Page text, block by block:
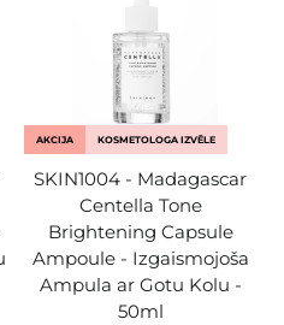
AKCIJA KOSMETOLOGA IZVĒLE
SKIN1004 - Madagascar
Centella Tone
Brightening Capsule
Ampoule - Izgaismojoša
Ampula ar Gotu Kolu -
50ml